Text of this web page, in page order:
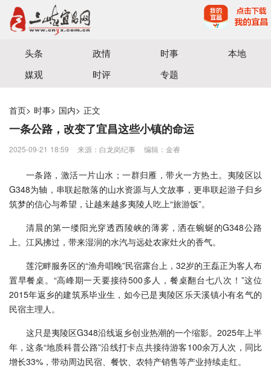
宜昌三峡融媒体中心主办
头条 政情 时事
本地
媒观
时评 专题
首页> 时事> 国内> 正文
一条公路，改变了宜昌这些小镇的命运
2025-09-21 18:59 来源：白龙岗纪事 编辑：金睿
一条路，激活一片山水；一群归雁，带火一方热土。夷陵区以
G348为轴，串联起散落的山水资源与人文故事，更串联起游子归乡
筑梦的信心与希望，让越来越多夷陵人吃上“旅游饭”。
清晨的第一缕阳光穿透西陵峡的薄雾，洒在蜿蜒的G348公路
上。江风拂过，带来湿润的水汽与远处农家灶火的香气。
莲沱畔服务区的“渔舟唱晚”民宿露台上，32岁的王磊正为客人布
置早餐桌。“高峰期一天要接待500多人，餐桌翻台七八次！”这位
2015年返乡的建筑系毕业生，如今已是夷陵区乐天溪镇小有名气的
民宿主理人。
这只是夷陵区G348沿线返乡创业热潮的一个缩影。2025年上半
年，这条“地质科普公路”沿线打卡点共接待游客100余万人次，同比
增长33%，带动周边民宿、餐饮、农特产销售等产业持续走红。